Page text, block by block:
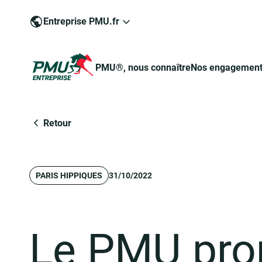
Entreprise PMU.fr
PMU®, nous connaîtreNos
Retour
PARIS HIPPIQUES 31/10/2022
Le PMU